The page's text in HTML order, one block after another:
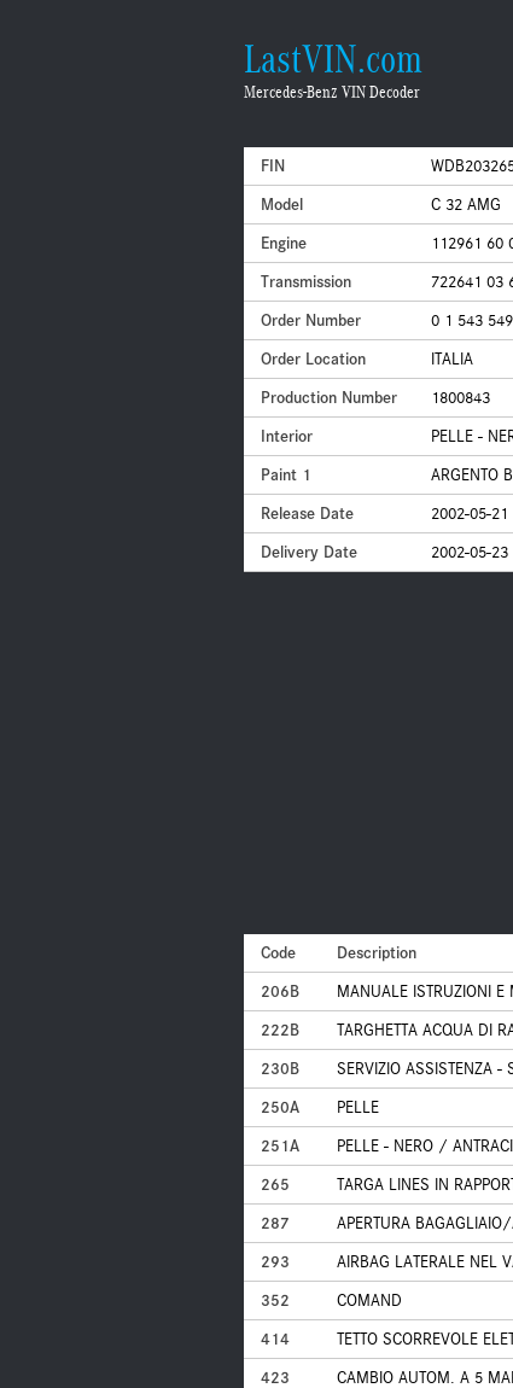
LastVIN.com
Mercedes-Benz VIN Decoder
FIN
Model
C 32 AMG
Engine
112961 60
Transmission
722641 03
Order Number
0 1 543
Order Location
ITALIA
Production Number
1800843
Interior
PELLE -
Paint 1
ARGENTO
Release Date
2002-05-21
Delivery Date
2002-05-23
Code
Description
206B
MANUALE ISTRUZIONI E
222B
TARGHETTA ACQUA DI
230B
SERVIZIO ASSISTENZA -
250A
PELLE
251A
PELLE - NERO /
265
TARGA LINES IN
287
APERTURA
293
AIRBAG LATERALE NEL
352
COMAND
414
TETTO SCORREVOLE
423
CAMBIO AUTOM. A 5